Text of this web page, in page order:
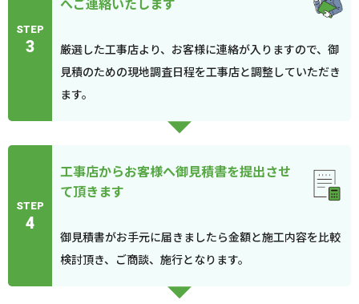
STEP
3
厳選した工事店より、お客様に連絡が入りますので、御
見積のための現地調査日程を工事店と調整していただき
ます。
STEP
4
工事店からお客様へ御見積書を提出させ
て頂きます
御見積書がお手元に届きましたら金額と施工内容を比較
検討頂き、ご商談、施行となります。